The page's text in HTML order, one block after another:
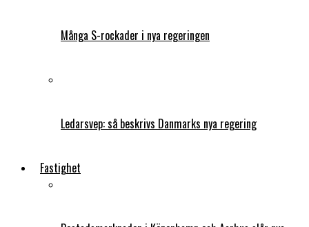
Många S-rockader i nya regeringen
Ledarsvep: så beskrivs Danmarks nya regering
Fastighet